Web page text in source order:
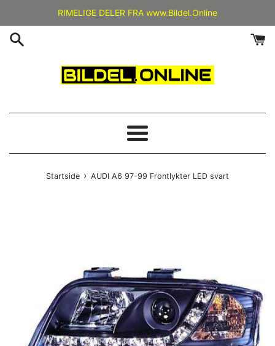
innholdet
RIMELIGE DELER FRA www.Bildel.Online
Meny
Startside › AUDI A6 97-99 Frontlykter LED svart